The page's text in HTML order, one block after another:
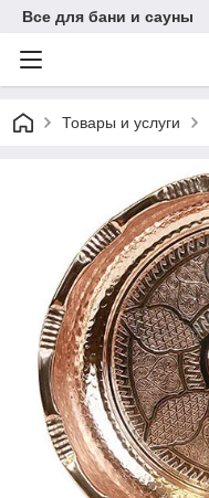
Все для бани и сауны
Товары и услуги